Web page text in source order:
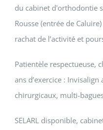
du cabinet d'orthodontie
Rousse (entrée de
rachat de l’activité et
Patientèle respectueuse,
ans d’exercice :
chirurgicaux, multi-
SELARL disponible,